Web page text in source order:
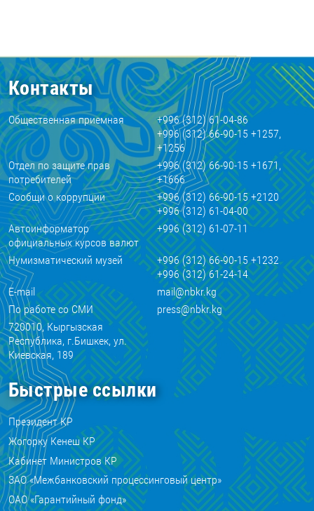
Контакты
Общественная приемная
+996 (312) 61-04-86
+996 (312) 66-90-15 +1257,
+1256
Отдел по защите прав
потребителей
+996 (312) 66-90-15 +1671,
+1666
Сообщи о коррупции
+996 (312) 66-90-15 +2120
+996 (312) 61-04-00
Автоинформатор
официальных курсов валют
+996 (312) 61-07-11
Нумизматический музей
+996 (312) 66-90-15 +1232
+996 (312) 61-24-14
E-mail
mail@nbkr.kg
По работе со СМИ
press@nbkr.kg
720010, Кыргызская
Республика, г.Бишкек, ул.
Киевская, 189
Быстрые ссылки
Президент КР
Жогорку Кенеш КР
Кабинет Министров КР
ЗАО «Межбанковский процессинговый центр»
ОАО «Гарантийный фонд»